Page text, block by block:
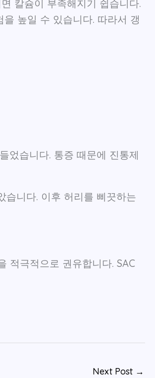
칼슘이 부족해지기 쉽습니다.
높일 수 있습니다. 따라서 갱
었습니다. 통증 때문에 진통제
습니다. 이후 허리를 삐끗하는
적극적으로 권유합니다. SAC
Next Post →